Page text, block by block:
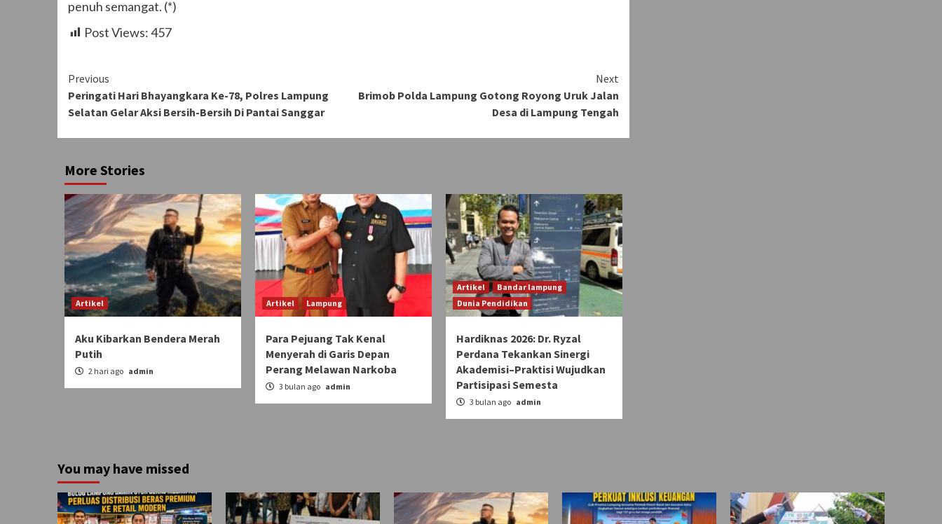
penuh semangat. (*)
Post Views:457
Continue
Reading
Previous
Peringati Hari Bhayangkara Ke-78, Polres Lampung
Selatan Gelar Aksi Bersih-Bersih Di Pantai Sanggar
Next
Brimob Polda Lampung Gotong Royong Uruk Jalan
Desa di Lampung Tengah
More Stories
Artikel
Aku Kibarkan Bendera Merah
Putih
2 hari ago admin
Artikel Lampung
Para Pejuang Tak Kenal
Menyerah di Garis Depan
Perang Melawan Narkoba
3 bulan ago admin
Artikel
Bandar lampung
Dunia Pendidikan
Hardiknas 2026: Dr. Ryzal
Perdana Tekankan Sinergi
Akademisi–Praktisi Wujudkan
Partisipasi Semesta
3 bulan ago admin
You may have missed